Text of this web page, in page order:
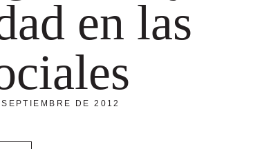
en las
DE 2012